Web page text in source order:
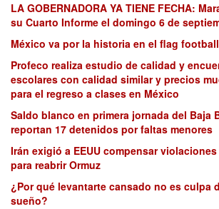
LA GOBERNADORA YA TIENE FECHA:
su Cuarto Informe el domingo 6 de
México va por la historia en el flag football
Profeco realiza estudio de calidad y
escolares con calidad similar y precios
para el regreso a clases en México
Saldo blanco en primera jornada del Baja
reportan 17 detenidos por faltas menores
Irán exigió a EEUU compensar
para reabrir Ormuz
¿Por qué levantarte cansado no es culpa
sueño?